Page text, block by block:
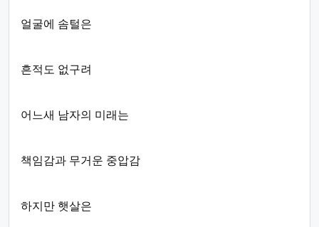
얼굴에 솜털은
흔적도 없구려
어느새 남자의 미래는
책임감과 무거운 중압감
하지만 햇살은